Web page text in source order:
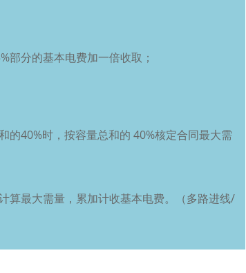
分的基本电费加一倍收取；
40%时，按容量总和的 40%核定合同最大需
最大需量，累加计收基本电费。（多路进线/